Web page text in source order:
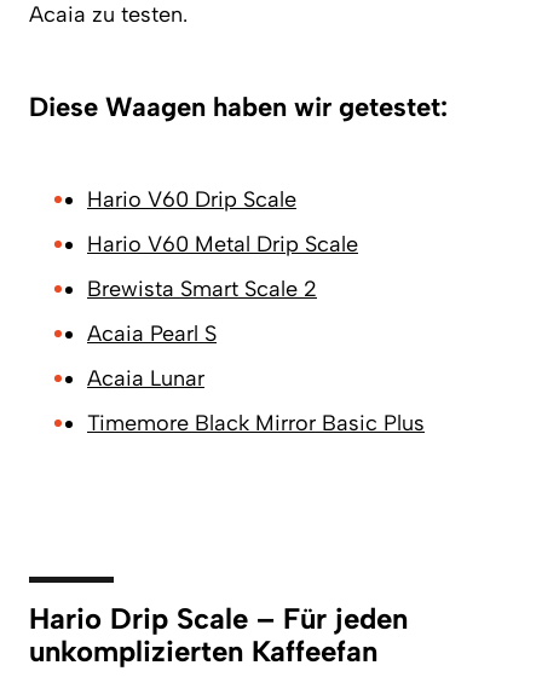
Acaia zu testen.
Diese Waagen haben wir getestet:
Hario V60 Drip Scale
Hario V60 Metal Drip Scale
Brewista Smart Scale 2
Acaia Pearl S
Acaia Lunar
Timemore Black Mirror Basic Plus
Hario Drip Scale – Für jeden
unkomplizierten Kaffeefan